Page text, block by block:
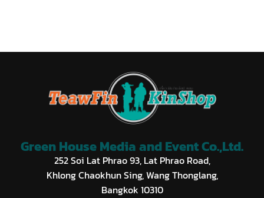
Green House Media and Event Co.,Ltd.
252 Soi Lat Phrao 93, Lat Phrao Road,
Khlong Chaokhun Sing, Wang Thonglang,
Bangkok 10310